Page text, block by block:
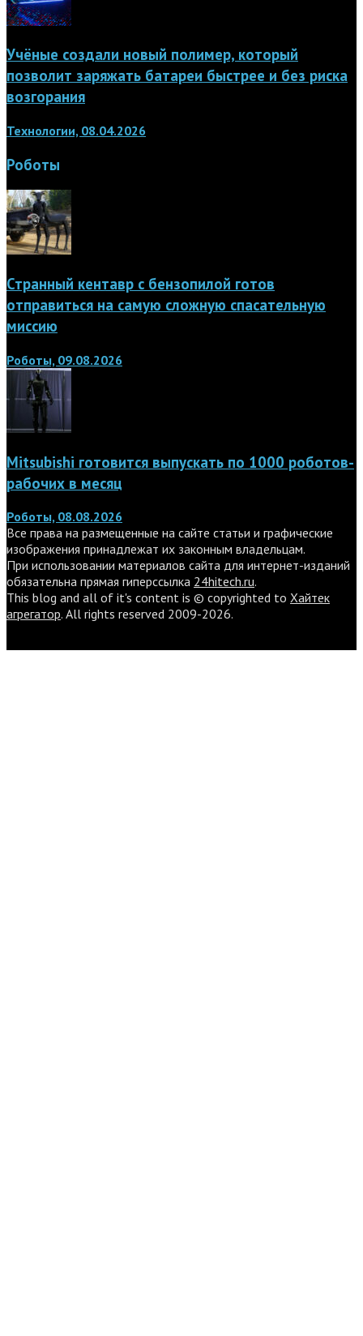
Учёные создали новый полимер, который
позволит заряжать батареи быстрее и без риска
возгорания
Технологии, 08.04.2026
Роботы
Странный кентавр с бензопилой готов
отправиться на самую сложную спасательную
миссию
Роботы, 09.08.2026
Mitsubishi готовится выпускать по 1000 роботов-
рабочих в месяц
Роботы, 08.08.2026
Все права на размещенные на сайте статьи и графические
изображения принадлежат их законным владельцам.
При использовании материалов сайта для интернет-изданий
обязательна прямая гиперссылка 24hitech.ru.
This blog and all of it's content is © copyrighted to Хайтек
агрегатор. All rights reserved 2009-2026.